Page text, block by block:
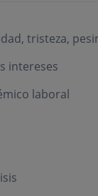
tristeza,
intereses
laboral